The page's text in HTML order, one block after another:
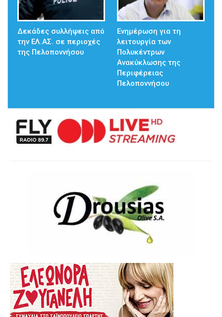
Δεκάδες συλλήψεις από
την ΕΛ.ΑΣ. σε περιοχές
της Πελοποννήσου
Ενημέρωση για τη
λειτουργία των
Πολυκέντρων
Ανακύκλωσης της
Περιφέρειας
Πελοποννήσου